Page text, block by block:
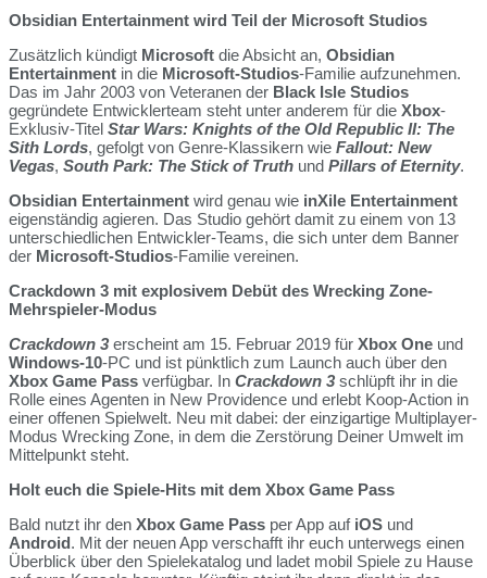
Obsidian Entertainment wird Teil der Microsoft Studios
Zusätzlich kündigt Microsoft die Absicht an, Obsidian
Entertainment in die Microsoft-Studios-Familie aufzunehmen.
Das im Jahr 2003 von Veteranen der Black Isle Studios
gegründete Entwicklerteam steht unter anderem für die Xbox-
Exklusiv-Titel Star Wars: Knights of the Old Republic II: The
Sith Lords, gefolgt von Genre-Klassikern wie Fallout: New
Vegas, South Park: The Stick of Truth und Pillars of Eternity.
Obsidian Entertainment wird genau wie inXile Entertainment
eigenständig agieren. Das Studio gehört damit zu einem von 13
unterschiedlichen Entwickler-Teams, die sich unter dem Banner
der Microsoft-Studios-Familie vereinen.
Crackdown 3 mit explosivem Debüt des Wrecking Zone-
Mehrspieler-Modus
Crackdown 3 erscheint am 15. Februar 2019 für Xbox One und
Windows-10-PC und ist pünktlich zum Launch auch über den
Xbox Game Pass verfügbar. In Crackdown 3 schlüpft ihr in die
Rolle eines Agenten in New Providence und erlebt Koop-Action in
einer offenen Spielwelt. Neu mit dabei: der einzigartige Multiplayer-
Modus Wrecking Zone, in dem die Zerstörung Deiner Umwelt im
Mittelpunkt steht.
Holt euch die Spiele-Hits mit dem Xbox Game Pass
Bald nutzt ihr den Xbox Game Pass per App auf iOS und
Android. Mit der neuen App verschafft ihr euch unterwegs einen
Überblick über den Spielekatalog und ladet mobil Spiele zu Hause